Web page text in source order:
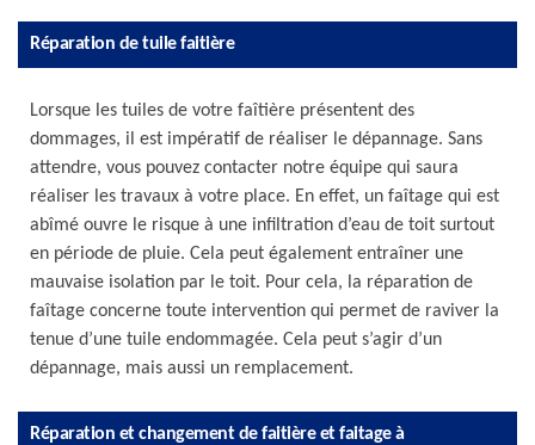
Réparation de tuile faitière
Lorsque les tuiles de votre faîtière présentent des
dommages, il est impératif de réaliser le dépannage. Sans
attendre, vous pouvez contacter notre équipe qui saura
réaliser les travaux à votre place. En effet, un faîtage qui est
abîmé ouvre le risque à une infiltration d’eau de toit surtout
en période de pluie. Cela peut également entraîner une
mauvaise isolation par le toit. Pour cela, la réparation de
faîtage concerne toute intervention qui permet de raviver la
tenue d’une tuile endommagée. Cela peut s’agir d’un
dépannage, mais aussi un remplacement.
Réparation et changement de faitière et faitage à